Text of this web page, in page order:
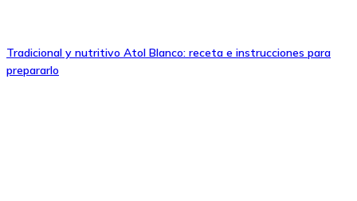
Tradicional y nutritivo Atol Blanco: receta e instrucciones para
prepararlo